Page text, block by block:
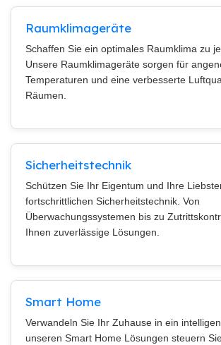
Raumklimageräte
Schaffen Sie ein optimales Raumklima zu
Unsere Raumklimageräte sorgen für
Temperaturen und eine verbesserte
Räumen.
Sicherheitstechnik
Schützen Sie Ihr Eigentum und Ihre
fortschrittlichen Sicherheitstechnik. Von
Überwachungssystemen bis zu
Ihnen zuverlässige Lösungen.
Smart Home
Verwandeln Sie Ihr Zuhause in ein
unseren Smart Home Lösungen steuern